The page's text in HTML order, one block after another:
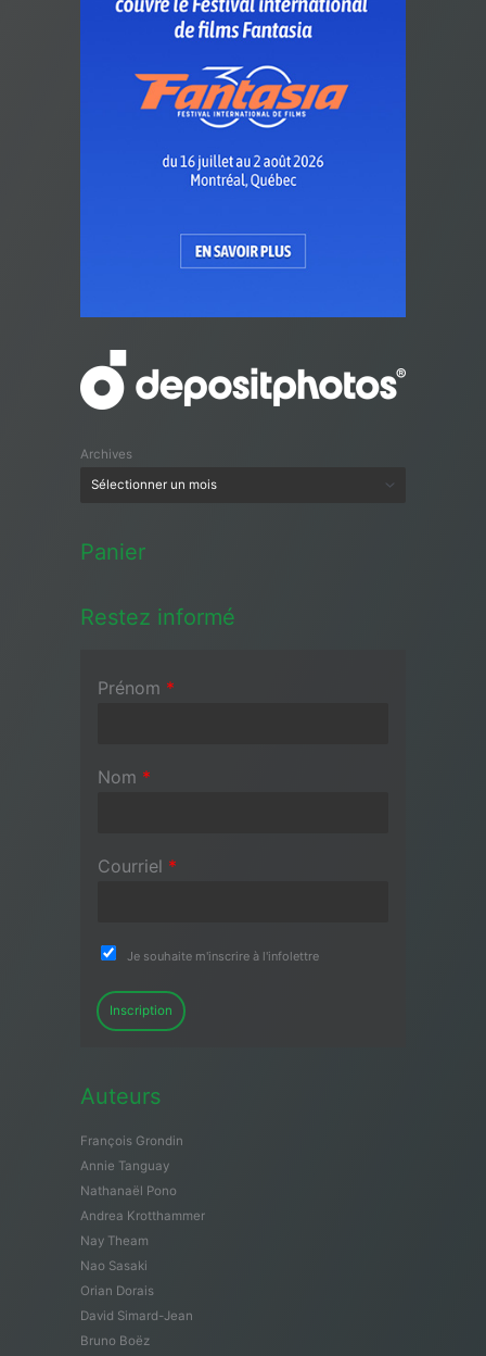
Archives
Panier
Restez informé
Prénom *
Nom *
Courriel *
Je souhaite m'inscrire à l'infolettre
Inscription
Auteurs
François Grondin
Annie Tanguay
Nathanaël Pono
Andrea Krotthammer
Nay Theam
Nao Sasaki
Orian Dorais
David Simard-Jean
Bruno Boëz